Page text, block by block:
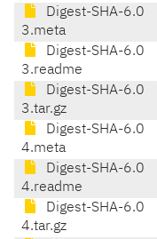
Digest-SHA-6.0
3.meta
Digest-SHA-6.0
3.readme
Digest-SHA-6.0
3.tar.gz
Digest-SHA-6.0
4.meta
Digest-SHA-6.0
4.readme
Digest-SHA-6.0
4.tar.gz